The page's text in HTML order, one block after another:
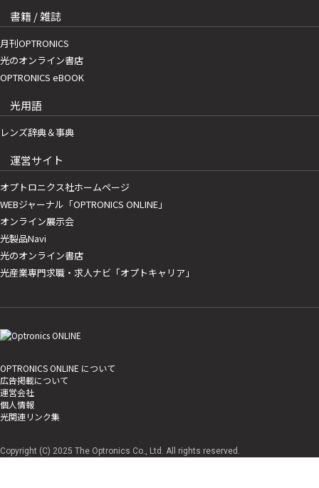
書籍 / 雑誌
月刊OPTRONICS
光のオンライン書店
OPTRONICS eBOOK
光用語
レンズ辞典＆事典
運営サイト
オプトロニクス社ホームページ
WEBジャーナル「OPTRONICS ONLINE」
オンライン展示会
光製品Navi
光のオンライン書店
光産業専門求職・求人ナビ「オプトキャリア」
OPTRONICS ONLINE について
広告掲載について
運営会社
個人情報
光関連リンク集
Copyright (C) 2025 The Optronics Co., Ltd. All rights reserved.